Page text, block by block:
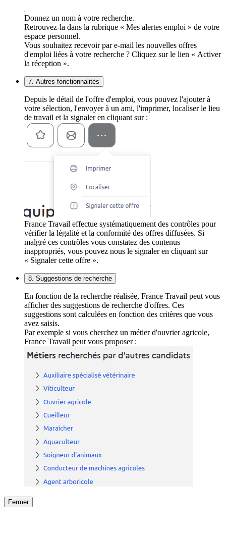
Donnez un nom à votre recherche.
Retrouvez-la dans la rubrique « Mes alertes emploi » de votre
espace personnel.
Vous souhaitez recevoir par e-mail les nouvelles offres
d'emploi liées à votre recherche ? Cliquez sur le lien « Activer
la réception ».
7. Autres fonctionnalités
Depuis le détail de l'offre d'emploi, vous pouvez l'ajouter à
votre sélection, l'envoyer à un ami, l'imprimer, localiser le lieu
de travail et la signaler en cliquant sur :
France Travail effectue systématiquement des contrôles pour
vérifier la légalité et la conformité des offres diffusées. Si
malgré ces contrôles vous constatez des contenus
inappropriés, vous pouvez nous le signaler en cliquant sur
« Signaler cette offre ».
8. Suggestions de recherche
En fonction de la recherche réalisée, France Travail peut vous
afficher des suggestions de recherche d'offres. Ces
suggestions sont calculées en fonction des critères que vous
avez saisis.
Par exemple si vous cherchez un métier d'ouvrier agricole,
France Travail peut vous proposer :
Fermer